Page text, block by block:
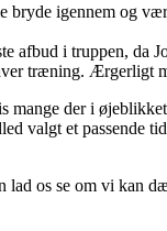
igennem og
afbud i truppen, da
træning. Ærgerligt
mange der i
valgt et passende
os se om vi kan